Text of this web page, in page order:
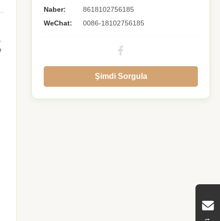
Naber:
8618102756185
WeChat:
0086-18102756185
Şimdi Sorgula